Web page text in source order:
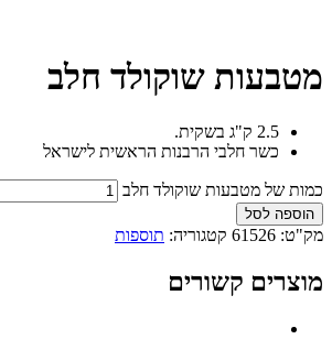
מטבעות שוקולד חלב
2.5 ק"ג בשקית.
כשר חלבי הרבנות הראשית לישראל
כמות של מטבעות שוקולד חלב
הוספה לסל
מק"ט: 61526 קטגוריה: תוספות
מוצרים קשורים